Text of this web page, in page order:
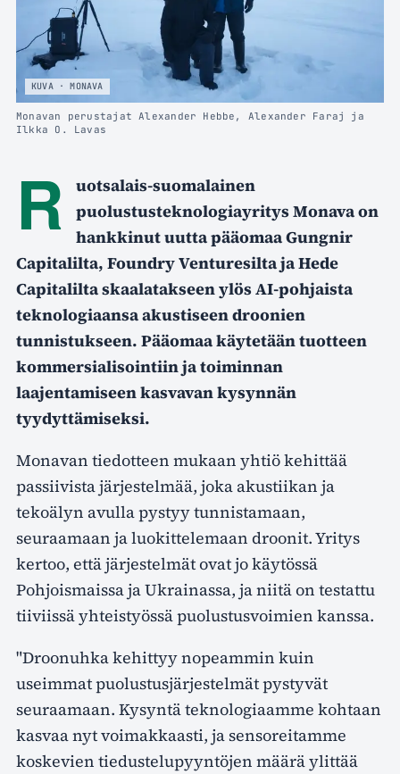
KUVA · MONAVA
Monavan perustajat Alexander Hebbe, Alexander Faraj ja
Ilkka O. Lavas
R
uotsalais-suomalainen
puolustusteknologiayritys Monava on
hankkinut uutta pääomaa Gungnir
Capitalilta, Foundry Venturesilta ja Hede
Capitalilta skaalatakseen ylös AI-pohjaista
teknologiaansa akustiseen droonien
tunnistukseen. Pääomaa käytetään tuotteen
kommersialisointiin ja toiminnan
laajentamiseen kasvavan kysynnän
tyydyttämiseksi.
Monavan tiedotteen mukaan yhtiö kehittää
passiivista järjestelmää, joka akustiikan ja
tekoälyn avulla pystyy tunnistamaan,
seuraamaan ja luokittelemaan droonit. Yritys
kertoo, että järjestelmät ovat jo käytössä
Pohjoismaissa ja Ukrainassa, ja niitä on testattu
tiiviissä yhteistyössä puolustusvoimien kanssa.
"Droonuhka kehittyy nopeammin kuin
useimmat puolustusjärjestelmät pystyvät
seuraamaan. Kysyntä teknologiaamme kohtaan
kasvaa nyt voimakkaasti, ja sensoreitamme
koskevien tiedustelupyyntöjen määrä ylittää